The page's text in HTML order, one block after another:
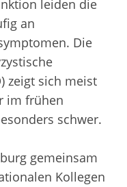
leiden die
an
Die
zeigt sich meist
im frühen
schwer.
gemeinsam
Kollegen